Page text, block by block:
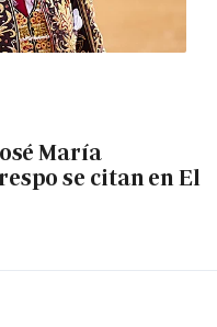
María
se citan en El